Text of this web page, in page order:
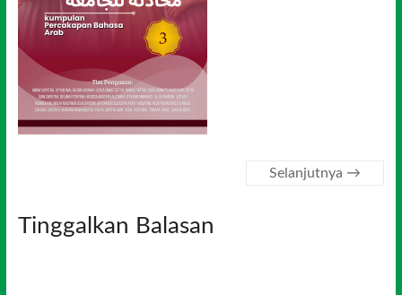
Selanjutnya →
Tinggalkan Balasan